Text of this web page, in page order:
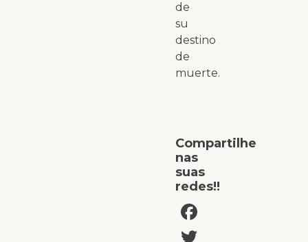
de
su
destino
de
muerte.
Compartilhe
nas
suas
redes!!